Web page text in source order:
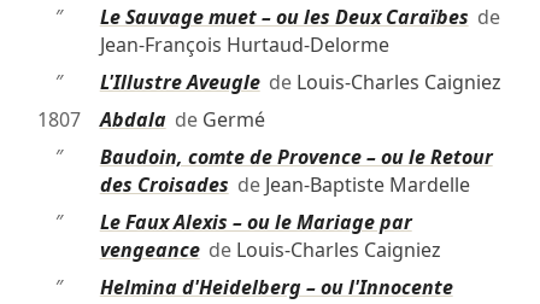
″
Le Sauvage muet – ou les Deux Caraïbes de
Jean-François Hurtaud-Delorme
″
L'Illustre Aveuglede Louis-Charles Caigniez
1807
Abdalade Germé
″
Baudoin, comte de Provence – ou le Retour
des Croisades de Jean-Baptiste Mardelle
″
Le Faux Alexis – ou le Mariage par
vengeancede Louis-Charles Caigniez
″
Helmina d'Heidelberg – ou l'Innocente